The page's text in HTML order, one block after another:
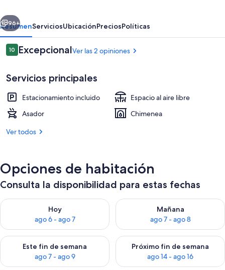
Siguiente
96+
ResumenServiciosUbicaciónPreciosPolíticas
Opiniones
1010 de 10
ExcepcionalVer las 2 opiniones
Servicios principales
Estacionamiento incluido
Espacio al aire libre
Asador
Chimenea
Ver todos
Opciones de habitación
Consulta la disponibilidad para estas fechas
Hoy
ago 6 - ago 7
Consulta la disponibilidad para hoy ago 6 - ago 7
Mañana
ago 7 - ago 8
Consulta la disponibilidad
Este fin de semana
ago 7 - ago 9
Consulta la disponibilidad para este fin de semana ago 7 -
Próximo fin de semana
ago 14 - ago 16
Consulta la disponibilidad